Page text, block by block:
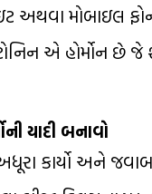
અથવા મોબાઇલ
એ હોર્મોન
યાદી બનાવો
કાર્યો અને